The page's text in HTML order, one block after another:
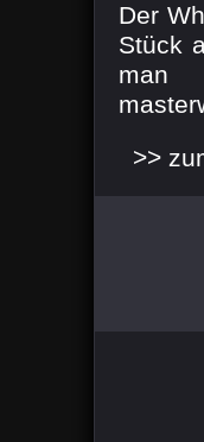
Der
Stück
man
>>